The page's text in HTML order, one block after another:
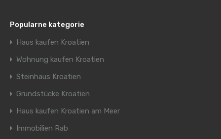
Popularne kategorie
Haus kaufen Kroatien
Wohnung kaufen Kroatien
Steinhaus Kroatien
Grundstücke Kroatien
Haus kaufen Kroatien am Meer
Immobilien Rab